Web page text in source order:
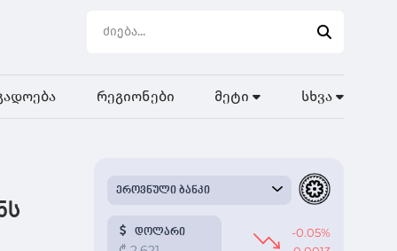
რეგიონები მეტი სხვა